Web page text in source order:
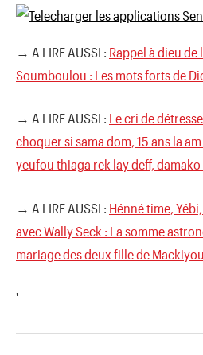
→ A LIRE AUSSI : Rappel à dieu de
Soumboulou : Les mots forts de
→ A LIRE AUSSI : Le cri de
choquer si sama dom, 15 ans la
yeufou thiaga rek lay deff,
→ A LIRE AUSSI : Hénné time,
avec Wally Seck : La somme
mariage des deux fille de
'